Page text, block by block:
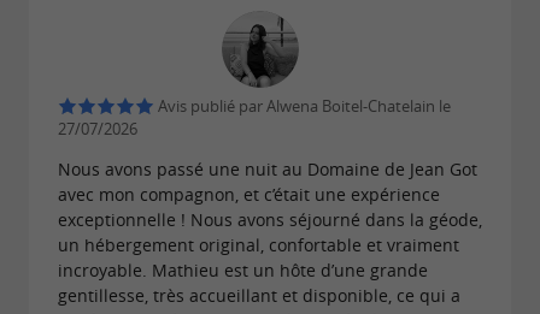
Avis publié par Alwena Boitel-Chatelain le
27/07/2026
Nous avons passé une nuit au Domaine de Jean Got
avec mon compagnon, et c’était une expérience
exceptionnelle ! Nous avons séjourné dans la géode,
un hébergement original, confortable et vraiment
incroyable. Mathieu est un hôte d’une grande
gentillesse, très accueillant et disponible, ce qui a